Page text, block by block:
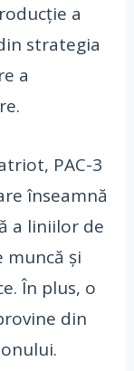
a
strategia
a
PAC-3
înseamnă
a liniilor de
muncă și
În plus, o
din